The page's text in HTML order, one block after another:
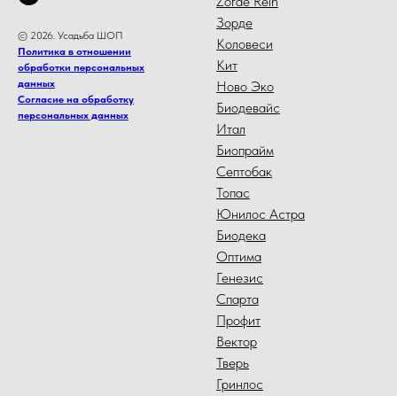
© 2026. Усадьба ШОП
Политика в отношении
обработки персональных
данных
Согласие на обработку
персональных данных
Зорде
Коловеси
Кит
Ново Эко
Биодевайс
Итал
Биопрайм
Септобак
Топас
Юнилос Астра
Биодека
Оптима
Генезис
Спарта
Профит
Вектор
Тверь
Гринлос